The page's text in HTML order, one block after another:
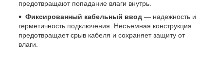
предотвращают попадание влаги внутрь.
Фиксированный кабельный ввод — надежность и
герметичность подключения. Несъемная конструкция
предотвращает срыв кабеля и сохраняет защиту от
влаги.